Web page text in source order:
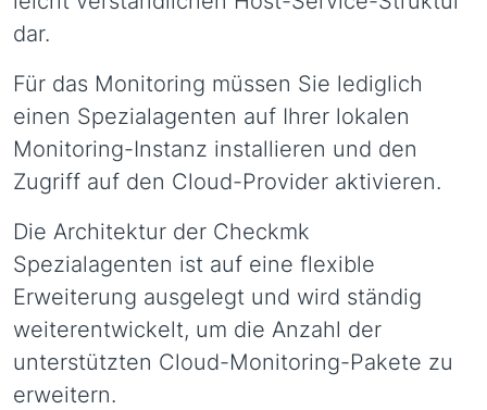
dar.
Für das Monitoring müssen Sie lediglich
einen Spezialagenten auf Ihrer lokalen
Monitoring-Instanz installieren und den
Zugriff auf den Cloud-Provider aktivieren.
Die Architektur der Checkmk
Spezialagenten ist auf eine flexible
Erweiterung ausgelegt und wird ständig
weiterentwickelt, um die Anzahl der
unterstützten Cloud-Monitoring-Pakete zu
erweitern.